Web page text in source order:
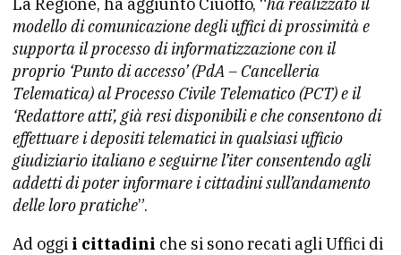
modello di comunicazione degli uffici di prossimità e
supporta il processo di informatizzazione con il
proprio ‘Punto di accesso’ (PdA – Cancelleria
Telematica) al Processo Civile Telematico (PCT) e il
‘Redattore atti’, già resi disponibili e che consentono di
effettuare i depositi telematici in qualsiasi ufficio
giudiziario italiano e seguirne l’iter consentendo agli
addetti di poter informare i cittadini sull’andamento
delle loro pratiche”.
Ad oggi i cittadini che si sono recati agli Uffici di